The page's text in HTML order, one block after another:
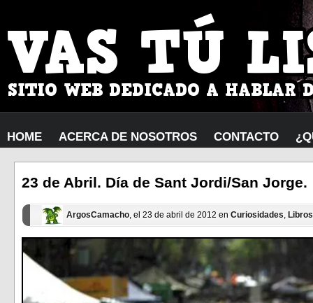
HOME ACERCA DE NOSOTROS CONTACTO
23 de Abril. Día de Sant Jordi/San Jorge.
ArgosCamacho, el 23 de abril de 2012 en Curiosidades,